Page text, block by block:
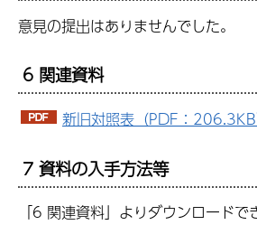
意見の提出はありませんでした。
6 関連資料
新旧対照表（PDF：206.3KB
7 資料の入手方法等
「6 関連資料」よりダウンロードで